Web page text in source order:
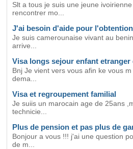
Slt a tous je suis une jeune
rencontrer mo...
J'ai besoin d'aide pour
Je suis camerounaise vivant au
arrive...
Visa longs sejour enfant
Bnj Je vient vers vous afin ke vous
dema...
Visa et regroupement familial
Je suiis un marocain age de 25ans
technicie...
Plus de pension et pas plus de
Bonjour a vous !!! j'ai une question
de m...